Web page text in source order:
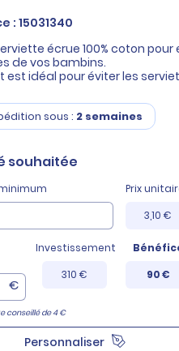
: 15031340
écrue 100% coton
de vos bambins.
est idéal pour éviter les
sous : 2 semaines
souhaitée
Prix
3,10 €
€
Investissement
310 €
90 €
conseillé de 4 €
Personnaliser